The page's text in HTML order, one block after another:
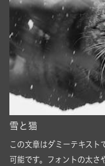
雪と猫
この文章はダミーテキスト
可能です。フォントの太さ